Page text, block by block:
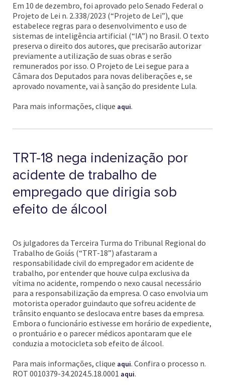
Em 10 de dezembro, foi aprovado pelo Senado Federal o
Projeto de Lei n. 2.338/2023 (“Projeto de Lei”), que
estabelece regras para o desenvolvimento e uso de
sistemas de inteligência artificial (“IA”) no Brasil. O texto
preserva o direito dos autores, que precisarão autorizar
previamente a utilização de suas obras e serão
remunerados por isso. O Projeto de Lei segue para a
Câmara dos Deputados para novas deliberações e, se
aprovado novamente, vai à sanção do presidente Lula.
Para mais informações, clique aqui.
TRT-18 nega indenização por
acidente de trabalho de
empregado que dirigia sob
efeito de álcool
Os julgadores da Terceira Turma do Tribunal Regional do
Trabalho de Goiás (“TRT-18”) afastaram a
responsabilidade civil do empregador em acidente de
trabalho, por entender que houve culpa exclusiva da
vítima no acidente, rompendo o nexo causal necessário
para a responsabilização da empresa. O caso envolvia um
motorista operador guindauto que sofreu acidente de
trânsito enquanto se deslocava entre bases da empresa.
Embora o funcionário estivesse em horário de expediente,
o prontuário e o parecer médicos apontaram que ele
conduzia a motocicleta sob efeito de álcool.
Para mais informações, clique aqui. Confira o processo n.
ROT 0010379-34.2024.5.18.0001 aqui.